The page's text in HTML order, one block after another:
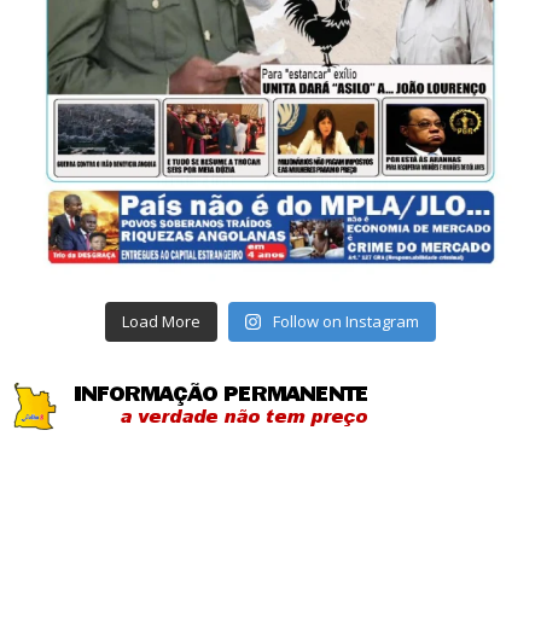
Load More Follow on Instagram